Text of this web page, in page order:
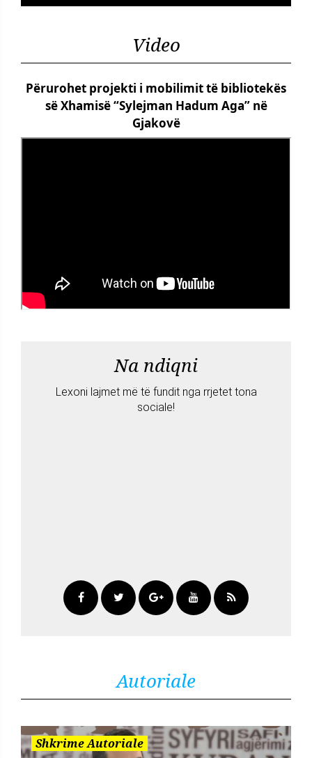
Video
Përurohet projekti i mobilimit të bibliotekës
së Xhamisë “Sylejman Hadum Aga” në
Gjakovë
Na ndiqni
Lexoni lajmet më të fundit nga rrjetet tona
sociale!
Autoriale
Shkrime Autoriale